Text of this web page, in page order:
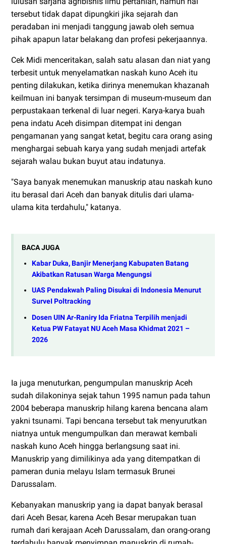
tersebut tidak dapat dipungkiri jika sejarah dan
peradaban ini menjadi tanggung jawab oleh semua
pihak apapun latar belakang dan profesi pekerjaannya.
Cek Midi menceritakan, salah satu alasan dan niat yang
terbesit untuk menyelamatkan naskah kuno Aceh itu
penting dilakukan, ketika dirinya menemukan khazanah
keilmuan ini banyak tersimpan di museum-museum dan
perpustakaan terkenal di luar negeri. Karya-karya buah
pena indatu Aceh disimpan ditempat ini dengan
pengamanan yang sangat ketat, begitu cara orang asing
menghargai sebuah karya yang sudah menjadi artefak
sejarah walau bukan buyut atau indatunya.
"Saya banyak menemukan manuskrip atau naskah kuno
itu berasal dari Aceh dan banyak ditulis dari ulama-
ulama kita terdahulu," katanya.
BACA JUGA
Kabar Duka, Banjir Menerjang Kabupaten Batang
Akibatkan Ratusan Warga Mengungsi
UAS Pendakwah Paling Disukai di Indonesia Menurut
SurveI Poltracking
Dosen UIN Ar-Raniry Ida Friatna Terpilih menjadi
Ketua PW Fatayat NU Aceh Masa Khidmat 2021 –
2026
Ia juga menuturkan, pengumpulan manuskrip Aceh
sudah dilakoninya sejak tahun 1995 namun pada tahun
2004 beberapa manuskrip hilang karena bencana alam
yakni tsunami. Tapi bencana tersebut tak menyurutkan
niatnya untuk mengumpulkan dan merawat kembali
naskah kuno Aceh hingga berlangsung saat ini.
Manuskrip yang dimilikinya ada yang ditempatkan di
pameran dunia melayu Islam termasuk Brunei
Darussalam.
Kebanyakan manuskrip yang ia dapat banyak berasal
dari Aceh Besar, karena Aceh Besar merupakan tuan
rumah dari kerajaan Aceh Darussalam, dan orang-orang